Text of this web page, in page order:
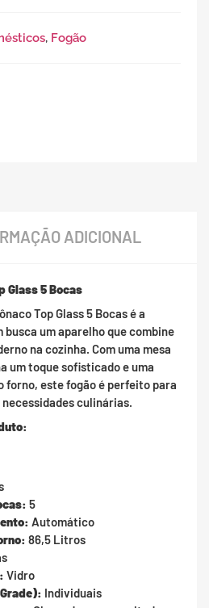
, Fogão
ADICIONAL
Glass 5 Bocas
Top Glass 5 Bocas é a
busca um aparelho que combine
na cozinha. Com uma mesa
um toque sofisticado e uma
forno, este fogão é perfeito para
culinárias.
5
Automático
86,5 Litros
Vidro
Individuais